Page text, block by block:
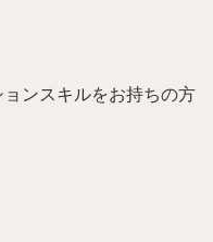
ンスキルをお持ちの方